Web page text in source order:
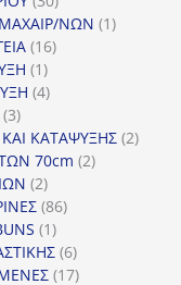
προϊόντα
ΜΑΧΑΙΡ/ΝΩΝ 11
1616
11
προϊόν
44
33
προϊόντα
ΚΑΤΑΨΥΞΗΣ 22
70cm 22
22
προϊόντα
8686
11
προϊόν
66
προϊόντα
1717